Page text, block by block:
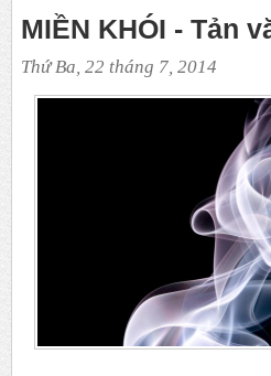
MIỀN KHÓI - Tản
Thứ Ba, 22 tháng 7, 2014